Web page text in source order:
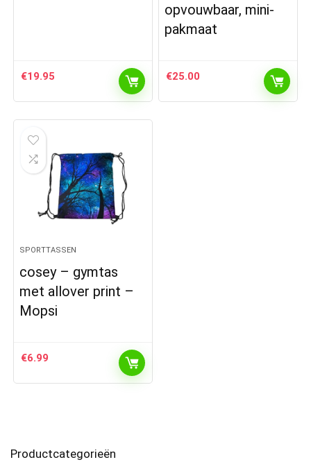
€19.95
opvouwbaar, mini-
pakmaat
€25.00
SPORTTASSEN
cosey – gymtas
met allover print –
Mopsi
€6.99
Productcategorieën